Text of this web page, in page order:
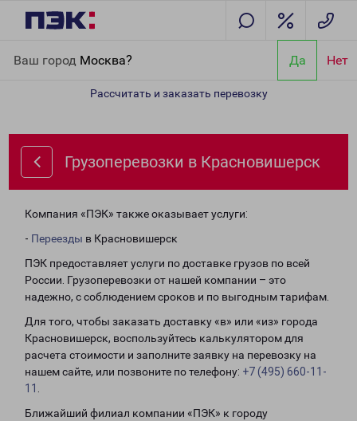
Ваш город Москва? Да Нет
Рассчитать и заказать перевозку
Грузоперевозки в Красновишерск
Компания «ПЭК» также оказывает услуги:
- Переезды в Красновишерск
ПЭК предоставляет услуги по доставке грузов по всей
России. Грузоперевозки от нашей компании – это
надежно, с соблюдением сроков и по выгодным тарифам.
Для того, чтобы заказать доставку «в» или «из» города
Красновишерск, воспользуйтесь калькулятором для
расчета стоимости и заполните заявку на перевозку на
нашем сайте, или позвоните по телефону: +7 (495) 660-11-
11
Ближайший филиал компании «ПЭК» к городу